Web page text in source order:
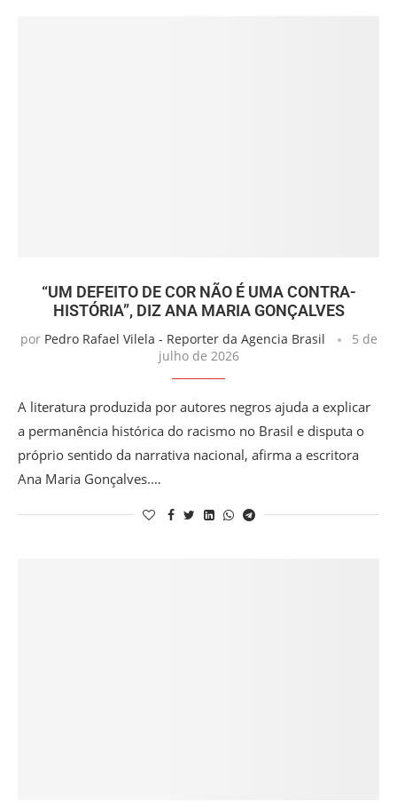
“UM DEFEITO DE COR NÃO É UMA CONTRA-
HISTÓRIA”, DIZ ANA MARIA GONÇALVES
por Pedro Rafael Vilela - Reporter da Agencia Brasil
5 de
julho de 2026
A literatura produzida por autores negros ajuda a explicar
a permanência histórica do racismo no Brasil e disputa o
próprio sentido da narrativa nacional, afirma a escritora
Ana Maria Gonçalves.…